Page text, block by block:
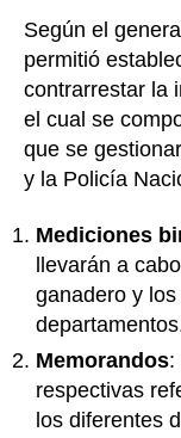
Según el
permitió
contrarrestar la
el cual se
que se
y la Policía
Mediciones
llevarán a
ganadero y
Memorandos:
respectivas
los diferentes